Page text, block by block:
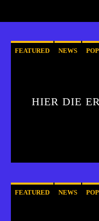
FEATURED NEWS POP
HIER DIE
FEATURED NEWS POP